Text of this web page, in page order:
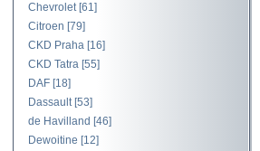
Chevrolet [61]
Citroen [79]
CKD Praha [16]
CKD Tatra [55]
DAF [18]
Dassault [53]
de Havilland [46]
Dewoitine [12]